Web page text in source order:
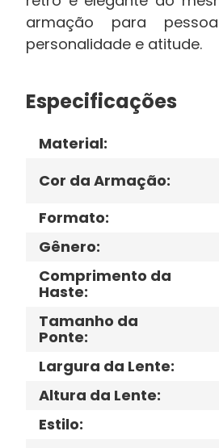
armação para
personalidade e atitude.
Especificações
Material:
Cor da Armação:
Formato:
Gênero:
Comprimento da
Haste:
Tamanho da
Ponte:
Largura da Lente:
Altura da Lente:
Estilo: